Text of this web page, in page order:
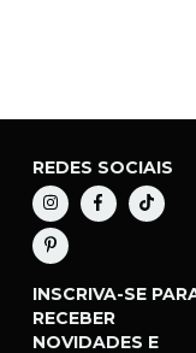
REDES SOCIAIS
INSCRIVA-SE
RECEBER
NOVIDADES E